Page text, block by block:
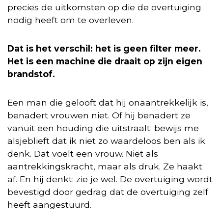
precies de uitkomsten op die de overtuiging
nodig heeft om te overleven.
Dat is het verschil: het is geen filter meer.
Het is een machine die draait op zijn eigen
brandstof.
Een man die gelooft dat hij onaantrekkelijk is,
benadert vrouwen niet. Of hij benadert ze
vanuit een houding die uitstraalt: bewijs me
alsjeblieft dat ik niet zo waardeloos ben als ik
denk. Dat voelt een vrouw. Niet als
aantrekkingskracht, maar als druk. Ze haakt
af. En hij denkt: zie je wel. De overtuiging wordt
bevestigd door gedrag dat de overtuiging zelf
heeft aangestuurd.